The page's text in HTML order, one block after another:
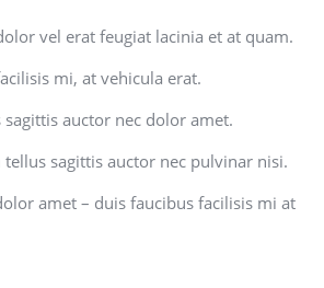
vel erat feugiat lacinia et at quam.
mi, at vehicula erat.
auctor nec dolor amet.
tellus sagittis auctor nec pulvinar nisi.
amet – duis faucibus facilisis mi at